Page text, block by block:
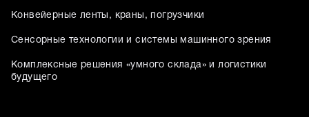
Конвейерные ленты, краны, погрузчики
Сенсорные технологии и системы машинного зрения
Комплексные решения «умного склада» и логистики
будущего